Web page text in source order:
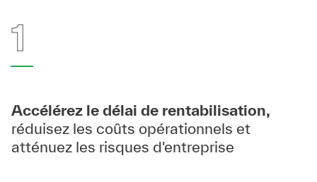
1
Accélérez le délai de rentabilisation,
réduisez les coûts opérationnels​ et
atténuez les risques d'entreprise